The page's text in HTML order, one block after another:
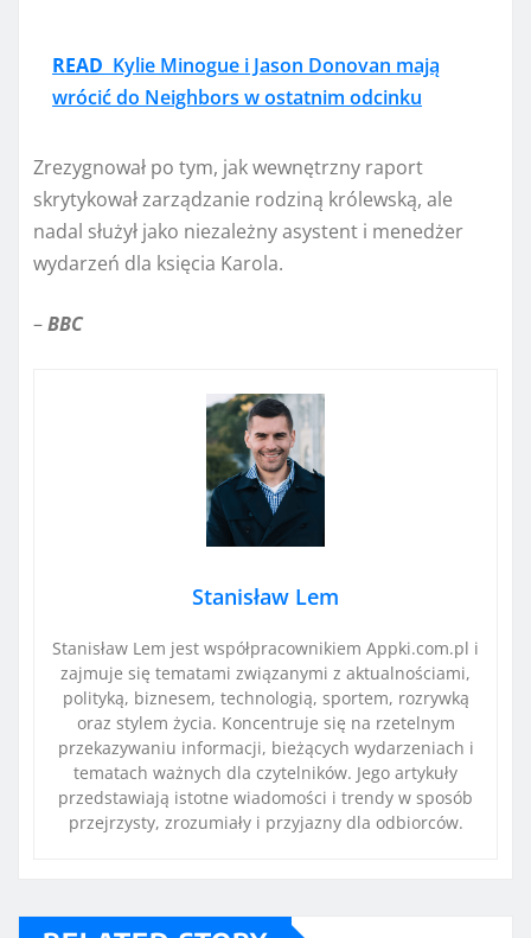
READ Kylie Minogue i Jason Donovan mają
wrócić do Neighbors w ostatnim odcinku
Zrezygnował po tym, jak wewnętrzny raport
skrytykował zarządzanie rodziną królewską, ale
nadal służył jako niezależny asystent i menedżer
wydarzeń dla księcia Karola.
–BBC
Stanisław Lem
Stanisław Lem jest współpracownikiem Appki.com.pl i
zajmuje się tematami związanymi z aktualnościami,
polityką, biznesem, technologią, sportem, rozrywką
oraz stylem życia. Koncentruje się na rzetelnym
przekazywaniu informacji, bieżących wydarzeniach i
tematach ważnych dla czytelników. Jego artykuły
przedstawiają istotne wiadomości i trendy w sposób
przejrzysty, zrozumiały i przyjazny dla odbiorców.